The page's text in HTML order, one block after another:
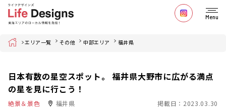
Menu
Home エリア一覧 その他 中部エリア 福井県
日本有数の星空スポット。 福井県大野市に広がる満点
の星を見に行こう！
絶景＆景色 福井県 掲載日：2023.03.30